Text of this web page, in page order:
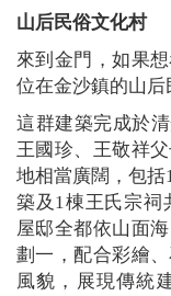
山后民俗文化村
來到金門，如果
位在金沙鎮的山后
這群建築完成於
王國珍、王敬祥
地相當廣闊，包
築及1棟王氏宗祠
屋邸全都依山面
劃一，配合彩繪
風貌，展現傳統